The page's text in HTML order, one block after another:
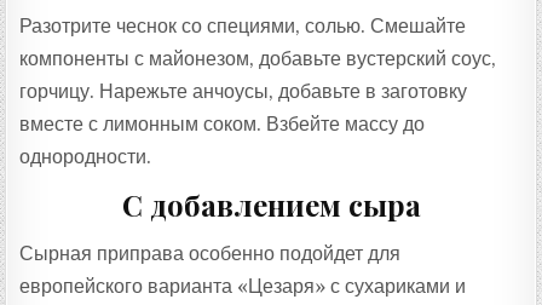
Разотрите чеснок со специями, солью. Смешайте
компоненты с майонезом, добавьте вустерский соус,
горчицу. Нарежьте анчоусы, добавьте в заготовку
вместе с лимонным соком. Взбейте массу до
однородности.
С добавлением сыра
Сырная приправа особенно подойдет для
европейского варианта «Цезаря» с сухариками и